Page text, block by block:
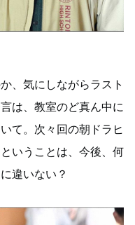
、気にしながらラスト
は、教室のど真ん中に
て。次々回の朝ドラヒ
いうことは、今後、何
違いない？